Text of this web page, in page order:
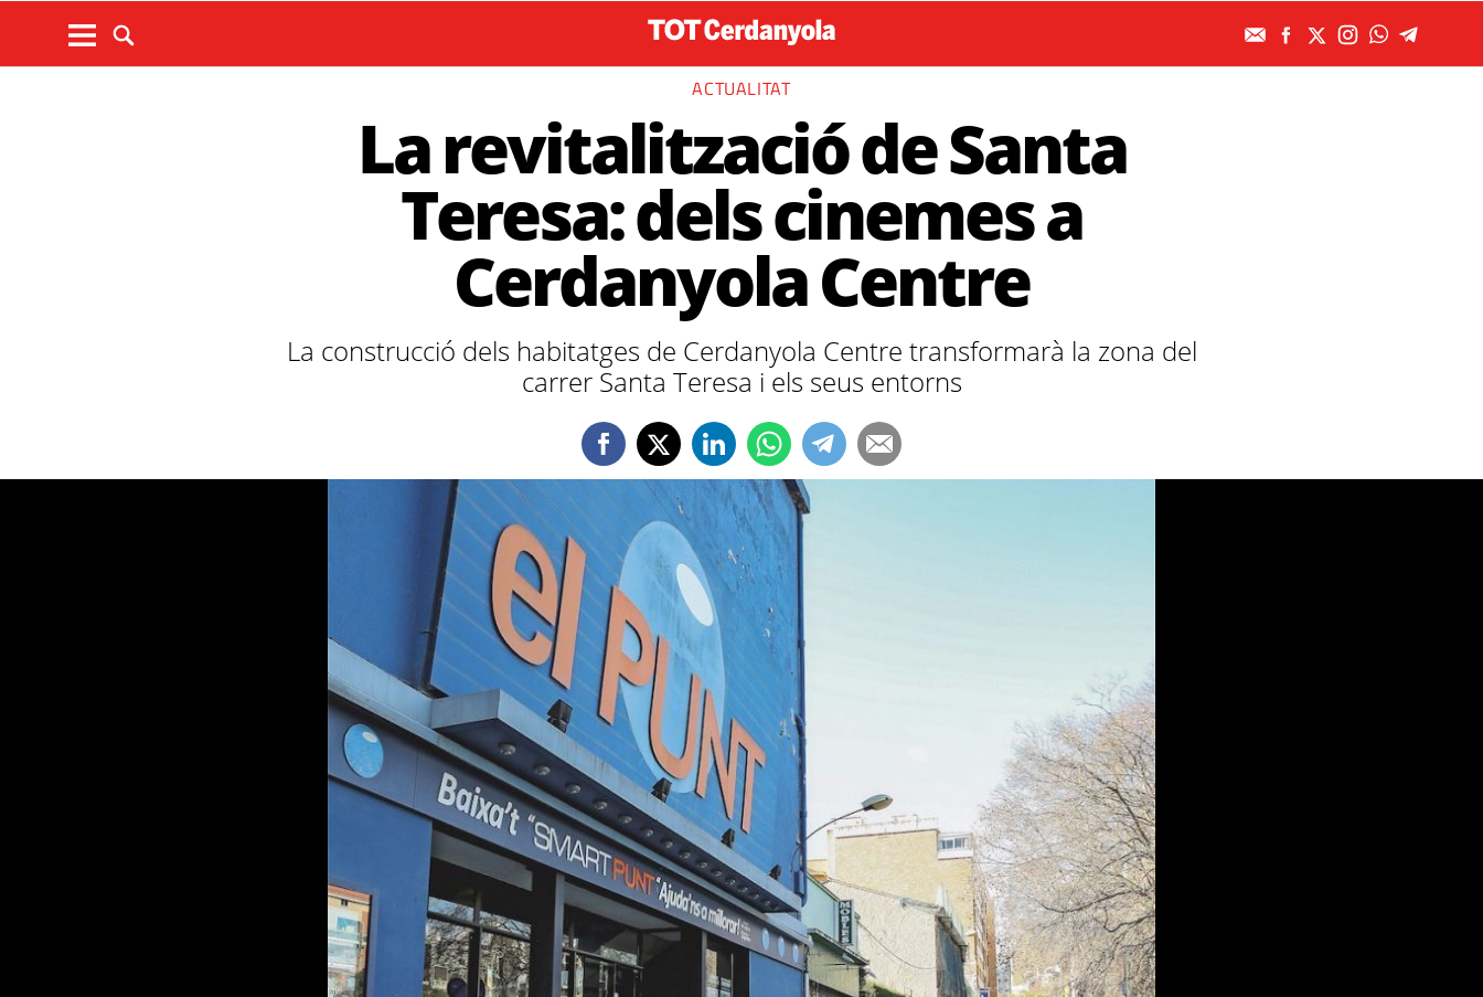
ACTUALITAT
La revitalització de Santa
Teresa: dels cinemes a
Cerdanyola Centre
La construcció dels habitatges de Cerdanyola Centre transformarà la zona del
carrer Santa Teresa i els seus entorns